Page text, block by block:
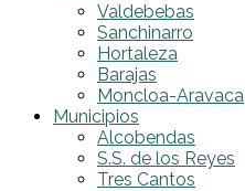
Valdebebas
Sanchinarro
Hortaleza
Barajas
Moncloa-Aravaca
Municipios
Alcobendas
S.S. de los Reyes
Tres Cantos